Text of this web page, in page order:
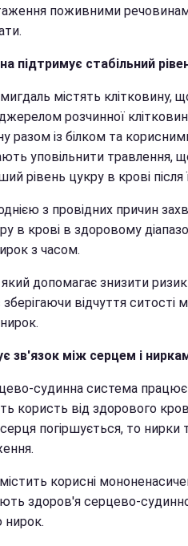
поживними
підтримує стабільний
і мигдаль містять
розчинної
разом із білком та
уповільнити травлення,
рівень цукру в крові після
з провідних причин
в крові в здоровому
з часом.
допомагає знизити ризик
відчуття
зв'язок між серцем і
судинна система працює
користь від здорового
погіршується, то нирки
корисні
здоров'я серцево-
нирок.